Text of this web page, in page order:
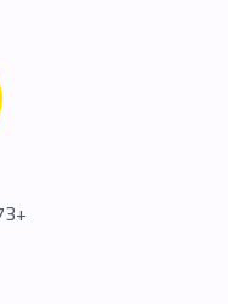
+973 3645 1254